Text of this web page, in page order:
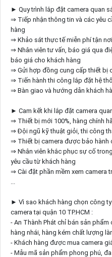
► Quy trình lắp đặt camera quan
⇒ Tiếp nhận thông tin và các yêu
hàng
⇒ Khảo sát thực tế miễn phí tận nơi
⇒ Nhân viên tư vấn, báo giá qua
báo giá cho khách hàng
⇒ Gửi hợp đồng cung cấp thiết bị
⇒ Tiến hành thi công lắp đặt hệ
⇒ Bàn giao và hướng dẫn khách
► Cam kết khi lắp đặt camera
⇒ Thiết bị mới 100%, hàng chính
⇒ Đội ngũ kỹ thuật giỏi, thi công
⇒ Thiết bị camera được bảo hành
⇒ Nhân viên khắc phục sự cố
yêu cầu từ khách hàng
⇒ Cài đặt phần mềm xem camera
► Vì sao khách hàng chọn công
camera tại quận 10 TP.HCM :
- An Thành Phát chỉ bán sản
hàng nhái, hàng kém chất lượng
- Khách hàng được mua camera
- Mẫu mã sản phẩm phong phú,